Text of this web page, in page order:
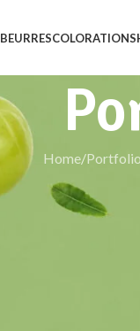
BEURRESCOLORATIONS
Home/Portfolio